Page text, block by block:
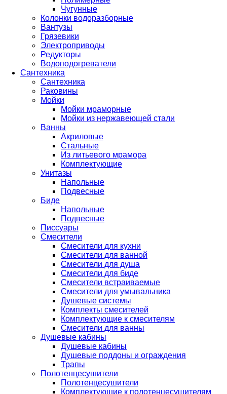
Чугунные
Колонки водоразборные
Вантузы
Грязевики
Электроприводы
Редукторы
Водоподогреватели
Сантехника
Сантехника
Раковины
Мойки
Мойки мраморные
Мойки из нержавеющей стали
Ванны
Акриловые
Стальные
Из литьевого мрамора
Комплектующие
Унитазы
Напольные
Подвесные
Биде
Напольные
Подвесные
Писсуары
Смесители
Смесители для кухни
Смесители для ванной
Смесители для душа
Смесители для биде
Смесители встраиваемые
Смесители для умывальника
Душевые системы
Комплекты смесителей
Комплектующие к смесителям
Смесители для ванны
Душевые кабины
Душевые кабины
Душевые поддоны и ограждения
Трапы
Полотенцесушители
Полотенцесушители
Комплектующие к полотенцесушителям